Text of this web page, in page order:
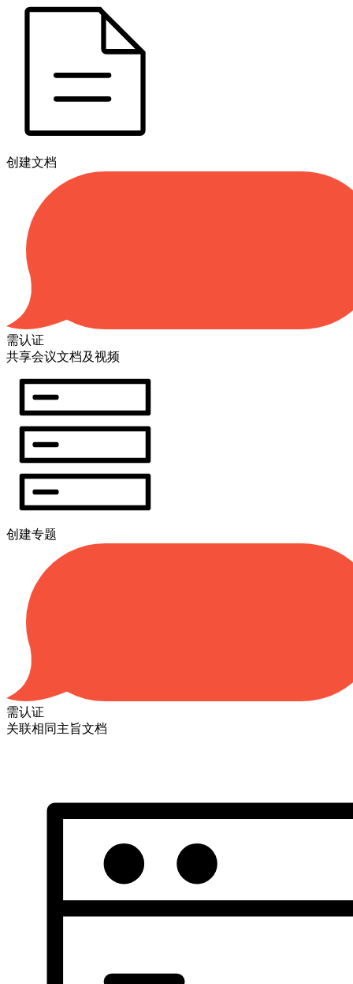
创建文档
需认证
共享会议文档及视频
创建专题
需认证
关联相同主旨文档